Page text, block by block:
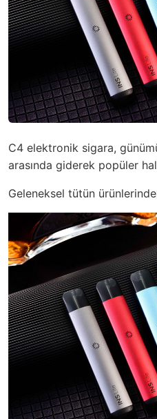
C4 elektronik sigara,
arasında giderek popüler
Geleneksel tütün